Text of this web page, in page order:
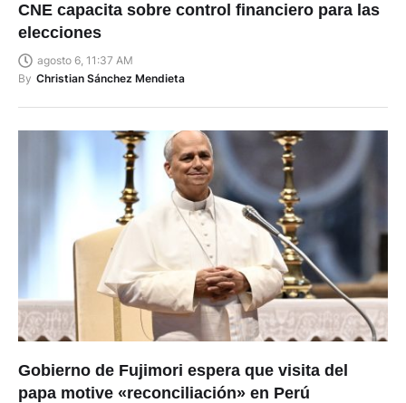
CNE capacita sobre control financiero para las
elecciones
agosto 6, 11:37 AM
By Christian Sánchez Mendieta
Gobierno de Fujimori espera que visita del
papa motive «reconciliación» en Perú